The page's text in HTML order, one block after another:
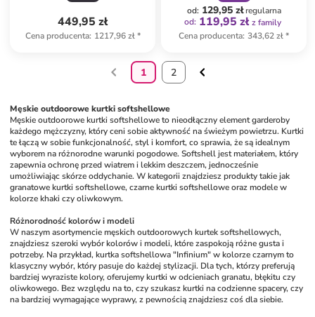
449,95 zł
Cena producenta: 1217,96 zł*
od: 129,95 złregularna
od: 119,95 zł z family
Cena producenta: 343,62 zł*
1 2
Męskie outdoorowe kurtki softshellowe
Męskie outdoorowe kurtki softshellowe to nieodłączny element garderoby
każdego mężczyzny, który ceni sobie aktywność na świeżym powietrzu. Kurtki
te łączą w sobie funkcjonalność, styl i komfort, co sprawia, że są idealnym
wyborem na różnorodne warunki pogodowe. Softshell jest materiałem, który
zapewnia ochronę przed wiatrem i lekkim deszczem, jednocześnie
umożliwiając skórze oddychanie. W kategorii znajdziesz produkty takie jak
granatowe kurtki softshellowe, czarne kurtki softshellowe oraz modele w
kolorze khaki czy oliwkowym.
Różnorodność kolorów i modeli
W naszym asortymencie męskich outdoorowych kurtek softshellowych,
znajdziesz szeroki wybór kolorów i modeli, które zaspokoją różne gusta i
potrzeby. Na przykład, kurtka softshellowa "Infinium" w kolorze czarnym to
klasyczny wybór, który pasuje do każdej stylizacji. Dla tych, którzy preferują
bardziej wyraziste kolory, oferujemy kurtki w odcieniach granatu, błękitu czy
oliwkowego. Bez względu na to, czy szukasz kurtki na codzienne spacery, czy
na bardziej wymagające wyprawy, z pewnością znajdziesz coś dla siebie.